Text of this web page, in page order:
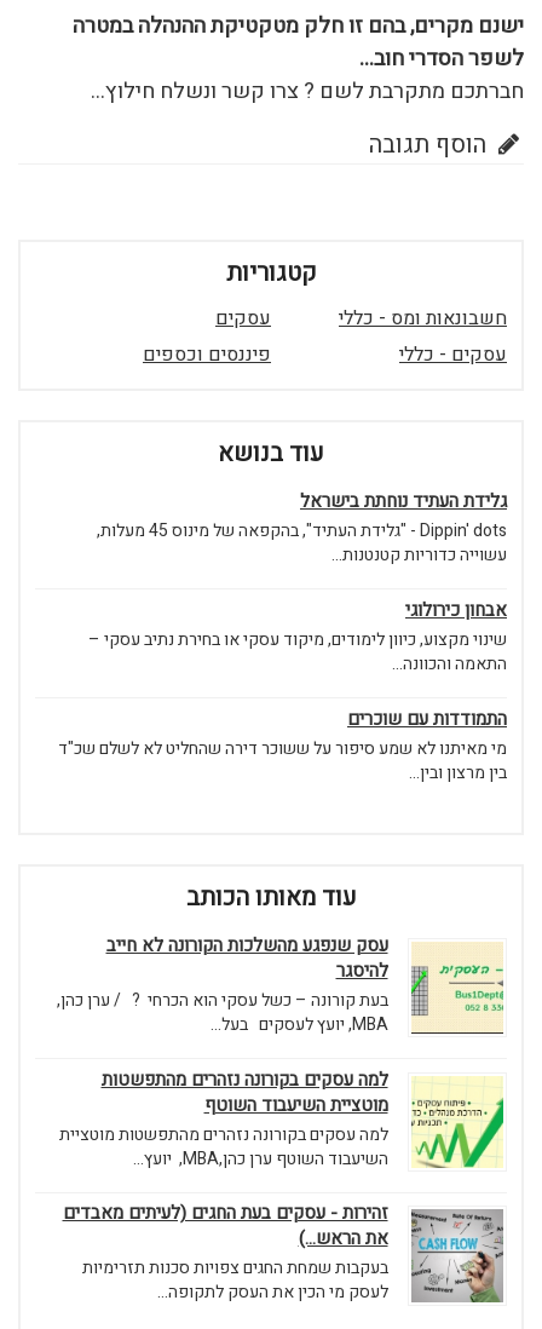
ישנם מקרים, בהם זו חלק מטקטיקת ההנהלה במטרה
לשפר הסדרי חוב…
חברתכם מתקרבת לשם ? צרו קשר ונשלח חילוץ…
הוסף תגובה
קטגוריות
חשבונאות ומס - כללי
עסקים
עסקים - כללי
פיננסים וכספים
עוד בנושא
גלידת העתיד נוחתת בישראל
Dippin' dots - "גלידת העתיד", בהקפאה של מינוס 45 מעלות,
עשוייה כדוריות קטנטנות...
אבחון כירולוגי
שינוי מקצוע, כיוון לימודים, מיקוד עסקי או בחירת נתיב עסקי –
התאמה והכוונה...
התמודדות עם שוכרים
מי מאיתנו לא שמע סיפור על ששוכר דירה שהחליט לא לשלם שכ"ד
בין מרצון ובין...
עוד מאותו הכותב
עסק שנפגע מהשלכות הקורונה לא חייב
להיסגר
בעת קורונה – כשל עסקי הוא הכרחי ? / ערן כהן,
MBA, יועץ לעסקים בעל...
למה עסקים בקורונה נזהרים מהתפשטות
מוטציית השיעבוד השוטף
למה עסקים בקורונה נזהרים מהתפשטות מוטציית
השיעבוד השוטף ערן כהן,MBA, יועץ...
זהירות - עסקים בעת החגים (לעיתים מאבדים
את הראש...)
בעקבות שמחת החגים צפויות סכנות תזרימיות
לעסק מי הכין את העסק לתקופה...